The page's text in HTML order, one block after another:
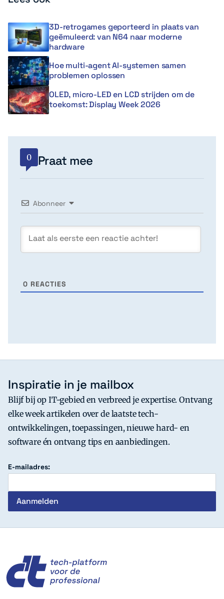
3D-retrogames geporteerd in plaats van
geëmuleerd: van N64 naar moderne
hardware
Hoe multi-agent AI-systemen samen
problemen oplossen
OLED, micro-LED en LCD strijden om de
toekomst: Display Week 2026
0 Praat mee
Abonneer
0 REACTIES
Inspiratie in je mailbox
Blijf bij op IT-gebied en verbreed je expertise. Ontvang
elke week artikelen over de laatste tech-
ontwikkelingen, toepassingen, nieuwe hard- en
software én ontvang tips en aanbiedingen.
E-mailadres: